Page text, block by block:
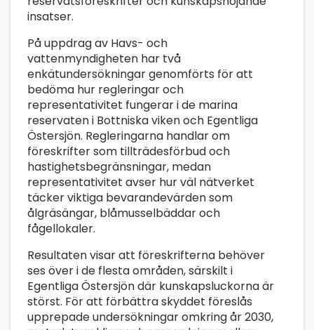
insatser.
På uppdrag av Havs- och
vattenmyndigheten har två
enkätundersökningar genomförts för att
bedöma hur regleringar och
representativitet fungerar i de marina
reservaten i Bottniska viken och Egentliga
Östersjön. Regleringarna handlar om
föreskrifter som tillträdesförbud och
hastighetsbegränsningar, medan
representativitet avser hur väl nätverket
täcker viktiga bevarandevärden som
ålgräsängar, blåmusselbäddar och
fågellokaler.
Resultaten visar att föreskrifterna behöver
ses över i de flesta områden, särskilt i
Egentliga Östersjön där kunskapsluckorna är
störst. För att förbättra skyddet föreslås
upprepade undersökningar omkring år 2030,